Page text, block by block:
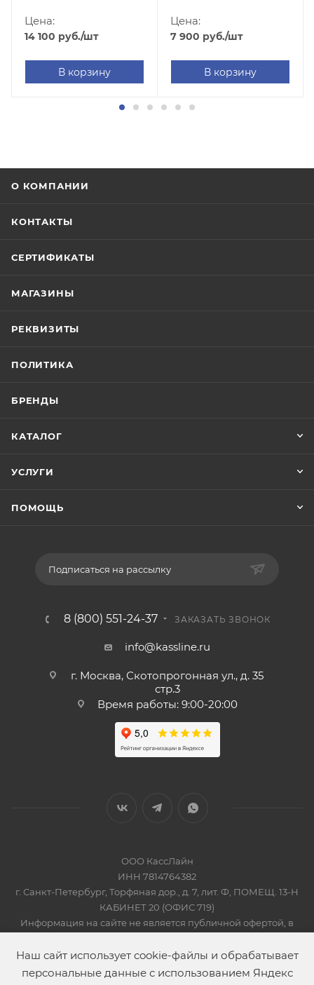
Цена:
14 100 руб./шт
В корзину
автоотрезчиком)
Цена:
7 900 руб./шт
В корзину
О КОМПАНИИ
КОНТАКТЫ
СЕРТИФИКАТЫ
МАГАЗИНЫ
РЕКВИЗИТЫ
ПОЛИТИКА
БРЕНДЫ
КАТАЛОГ
УСЛУГИ
ПОМОЩЬ
Подписаться на рассылку
8 (800) 551-24-37 ЗАКАЗАТЬ ЗВОНОК
info@kassline.ru
г. Москва, Скотопрогонная ул., д. 35
стр.3
Время работы: 9:00-20:00
ООО КассЛайн
ИНН 7814764382
г. Санкт-Петербург, Торфяная дор., д. 7, лит. Ф, ПОМЕЩ. 13-Н
КАБИНЕТ 20 (ОФИС 719)
Информация на сайте не является публичной офертой, в
2019-2026 © КАССЛАЙН
Наш сайт использует cookie-файлы и обрабатывает
персональные данные с использованием Яндекс